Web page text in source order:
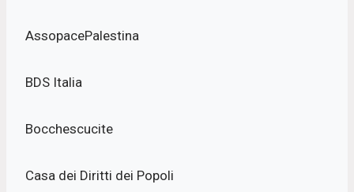
AssopacePalestina
BDS Italia
Bocchescucite
Casa dei Diritti dei Popoli